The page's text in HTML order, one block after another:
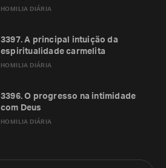
HOMILIA DIÁRIA
HOMILIA DIÁRIA
3397. A principal intuição da
espiritualidade carmelita
HOMILIA DIÁRIA
3396. O progresso na intimidade
com Deus